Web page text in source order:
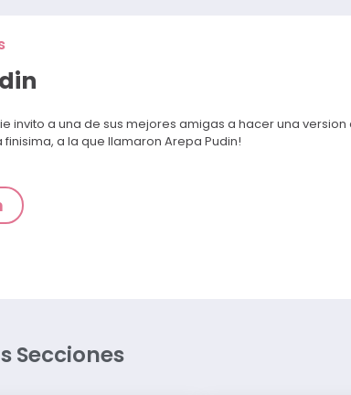
invito a una de sus mejores amigas a hacer una version
a la que llamaron Arepa Pudin!
Secciones